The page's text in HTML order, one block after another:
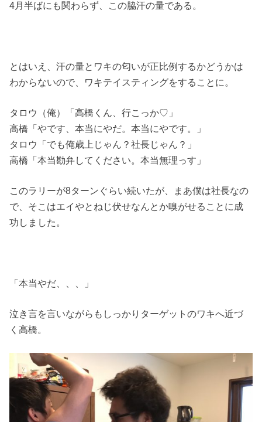
4月半ばにも関わらず、この脇汗の量である。
とはいえ、汗の量とワキの匂いが正比例するかどうかは
わからないので、ワキテイスティングをすることに。
タロウ（俺）「高橋くん、行こっか♡」
高橋「やです、本当にやだ。本当にやです。」
タロウ「でも俺歳上じゃん？社長じゃん？」
高橋「本当勘弁してください。本当無理っす」
このラリーが8ターンぐらい続いたが、まあ僕は社長なの
で、そこはエイやとねじ伏せなんとか嗅がせることに成
功しました。
「本当やだ、、、」
泣き言を言いながらもしっかりターゲットのワキへ近づ
く高橋。